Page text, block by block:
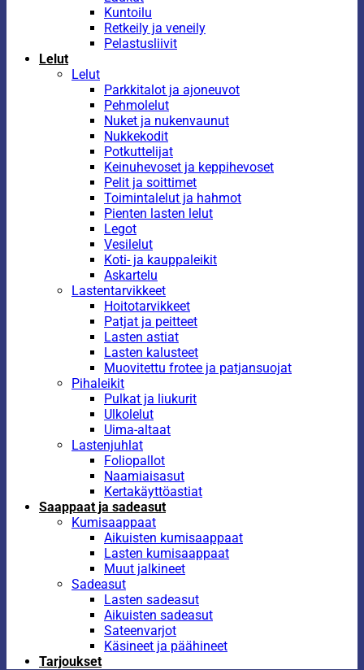
Kuntoilu
Retkeily ja veneily
Pelastusliivit
Lelut
Lelut
Parkkitalot ja ajoneuvot
Pehmolelut
Nuket ja nukenvaunut
Nukkekodit
Potkuttelijat
Keinuhevoset ja keppihevoset
Pelit ja soittimet
Toimintalelut ja hahmot
Pienten lasten lelut
Legot
Vesilelut
Koti- ja kauppaleikit
Askartelu
Lastentarvikkeet
Hoitotarvikkeet
Patjat ja peitteet
Lasten astiat
Lasten kalusteet
Muovitettu frotee ja patjansuojat
Pihaleikit
Pulkat ja liukurit
Ulkolelut
Uima-altaat
Lastenjuhlat
Foliopallot
Naamiaisasut
Kertakäyttöastiat
Saappaat ja sadeasut
Kumisaappaat
Aikuisten kumisaappaat
Lasten kumisaappaat
Muut jalkineet
Sadeasut
Lasten sadeasut
Aikuisten sadeasut
Sateenvarjot
Käsineet ja päähineet
Tarjoukset